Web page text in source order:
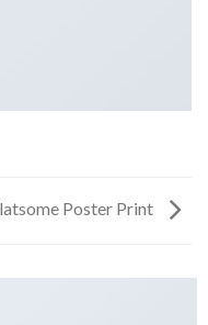
Poster Print